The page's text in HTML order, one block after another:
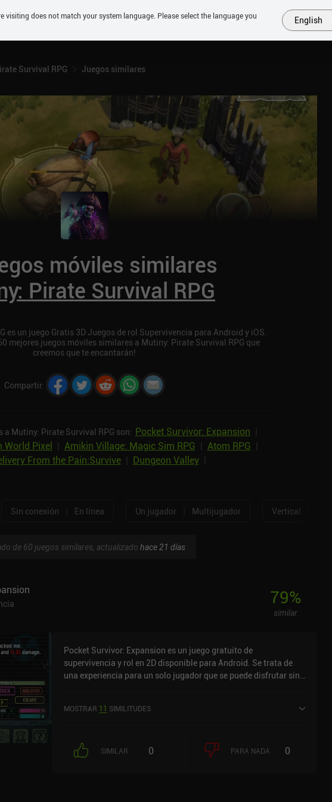
PRÓXIMOS SIMILARES COLECCIONES TOP
Survival RPG Juegos similares
móviles similares
Pirate Survival RPG
es un juego Gratis 3D Juegos de rol Supervivencia para Android y iOS.
mejores juegos móviles similares a Mutiny: Pirate Survival RPG que
creemos que te encantarán!
Compartir:
Mutiny: Pirate Survival RPG son: Pocket Survivor: Expansion
World Pixel Amikin Village: Magic Sim RPG Atom RPG
From the Pain:Survive| Dungeon Valley|
Sin conexión En línea Un jugador Multijugador Vertical
de 60 juegos similares, actualizado hace 21 días
79%
similar
Pocket Survivor: Expansion es un juego gratuito de
supervivencia y rol en 2D disponible para Android. Se trata de
una experiencia para un solo jugador que se puede disfrutar sin
Expansion se lanzó en mayo de 2021 y tiene actualmente una
MOSTRAR 11 SIMILITUDES
SIMILAR 0 PARA NADA 0
visiting does not match your system language. Please select the language you
English